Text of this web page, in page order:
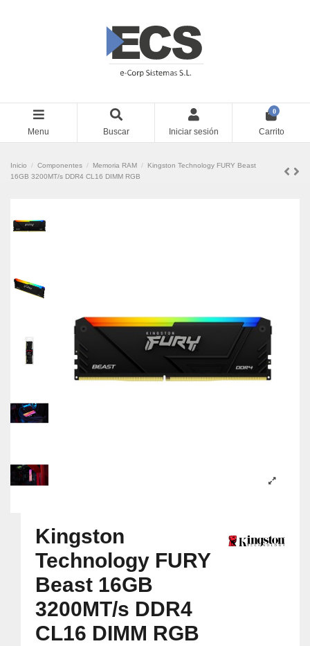
Menu Buscar Iniciar sesión
0
Carrito
Inicio Componentes Memoria RAM
Kingston Technology FURY Beast
16GB 3200MT/s DDR4 CL16 DIMM RGB
Kingston
Technology FURY
Beast 16GB
3200MT/s DDR4
CL16 DIMM RGB